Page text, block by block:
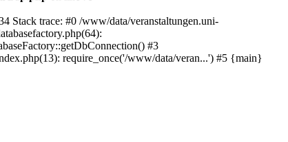
Stack trace: #0 /www/data/veranstaltungen.uni-
#3
require_once('/www/data/veran...') #5 {main}